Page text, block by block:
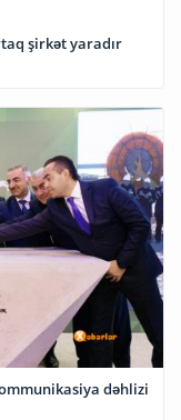
şirkət yaradır
dəhlizi